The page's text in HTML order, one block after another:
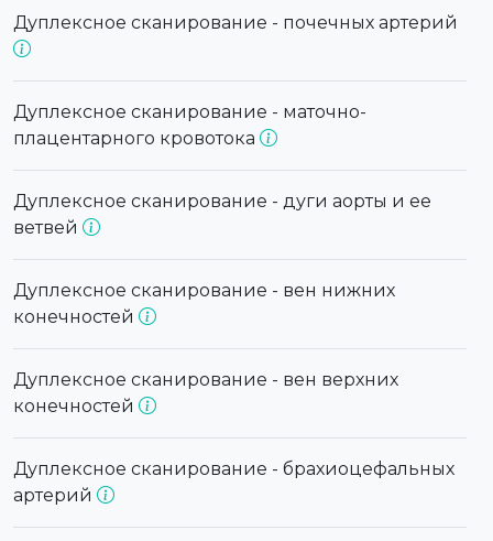
Дуплексное сканирование - почечных артерий
Дуплексное сканирование - маточно-
плацентарного кровотока
Дуплексное сканирование - дуги аорты и ее
ветвей
Дуплексное сканирование - вен нижних
конечностей
Дуплексное сканирование - вен верхних
конечностей
Дуплексное сканирование - брахиоцефальных
артерий